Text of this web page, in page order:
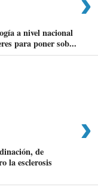
a nivel nacional
para poner sob...
›
de
la esclerosis